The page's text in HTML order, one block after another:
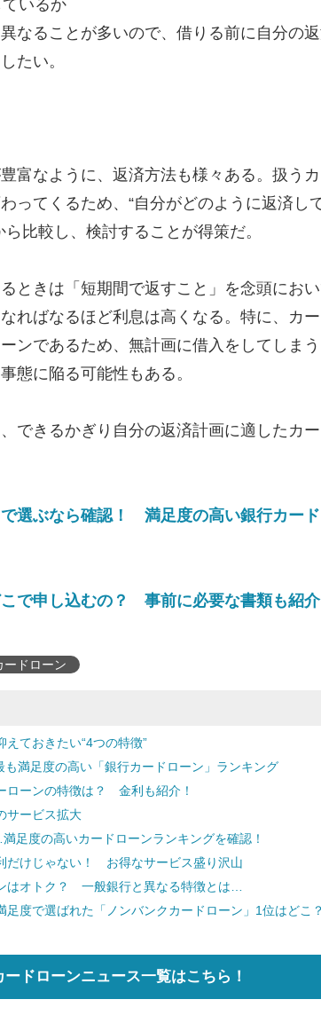
いるか
なることが多いので、借りる前に自分の
たい。
富なように、返済方法も様々ある。扱う
ってくるため、“自分がどのように返済し
比較し、検討することが得策だ。
ときは「短期間で返すこと」を念頭におい
ればなるほど利息は高くなる。特に、カ
ンであるため、無計画に借入をしてしま
態に陥る可能性もある。
できるかぎり自分の返済計画に適したカ
で選ぶなら確認！ 満足度の高い銀行カー
こで申し込むの？ 事前に必要な書類も紹介
ードローン
えておきたい“4つの特徴”
満足度の高い「銀行カードローン」ランキング
ローンの特徴は？ 金利も紹介！
サービス拡大
足度の高いカードローンランキングを確認！
だけじゃない！ お得なサービス盛り沢山
はオトク？ 一般銀行と異なる特徴とは…
度で選ばれた「ノンバンクカードローン」1位はどこ？
ードローンニュース一覧はこちら！